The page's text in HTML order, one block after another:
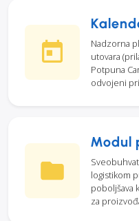
Nadzorna
utovara
Potpuna
odvojeni
Modul
logistikom
poboljšava
za